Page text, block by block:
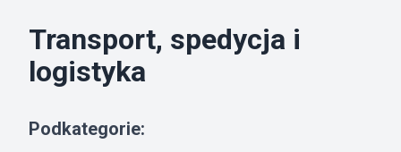
Transport, spedycja i
logistyka
Podkategorie: